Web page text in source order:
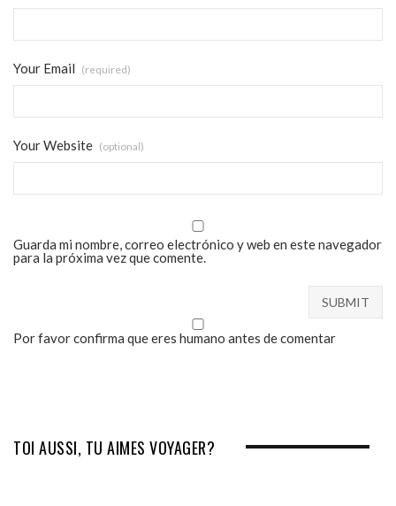
Your Email (required)
Your Website (optional)
Guarda mi nombre, correo electrónico y web en este navegador
para la próxima vez que comente.
Por favor confirma que eres humano antes de comentar
TOI AUSSI, TU AIMES VOYAGER?